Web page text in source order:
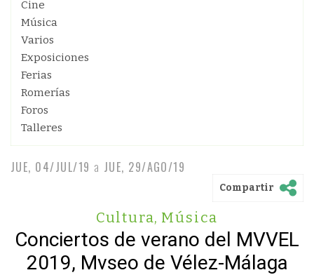
Cine
Música
Varios
Exposiciones
Ferias
Romerías
Foros
Talleres
JUE, 04/JUL/19 a JUE, 29/AGO/19
Compartir
Cultura, Música
Conciertos de verano del MVVEL
2019, Mvseo de Vélez-Málaga